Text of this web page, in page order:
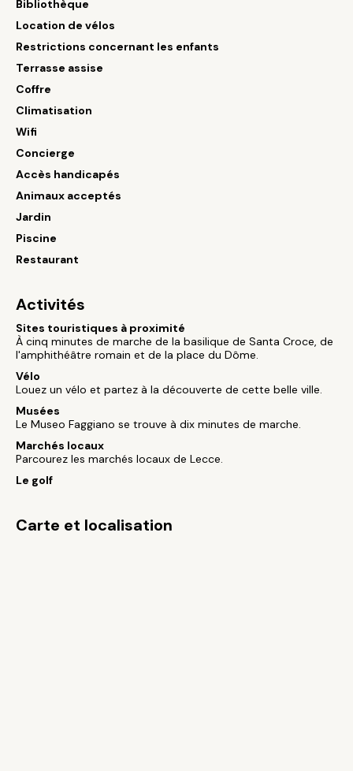
Bibliothèque
Location de vélos
Restrictions concernant les enfants
Terrasse assise
Coffre
Climatisation
Wifi
Concierge
Accès handicapés
Animaux acceptés
Jardin
Piscine
Restaurant
Activités
Sites touristiques à proximité
À cinq minutes de marche de la basilique de Santa Croce, de
l'amphithéâtre romain et de la place du Dôme.
Vélo
Louez un vélo et partez à la découverte de cette belle ville.
Musées
Le Museo Faggiano se trouve à dix minutes de marche.
Marchés locaux
Parcourez les marchés locaux de Lecce.
Le golf
Carte et localisation